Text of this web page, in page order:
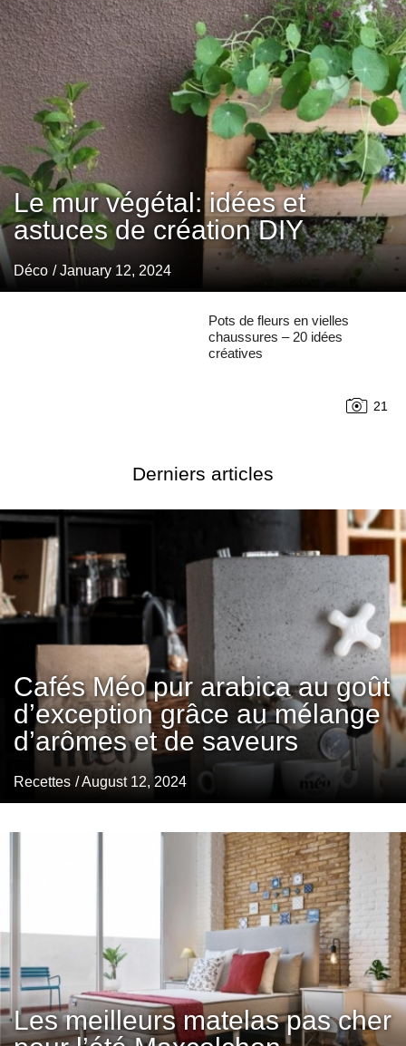
Le mur végétal: idées et
astuces de création DIY
Déco / January 12, 2024
Pots de fleurs en vielles
chaussures – 20 idées
créatives
21
Derniers articles
Cafés Méo pur arabica au goût
d’exception grâce au mélange
d’arômes et de saveurs
Recettes / August 12, 2024
Les meilleurs matelas pas cher